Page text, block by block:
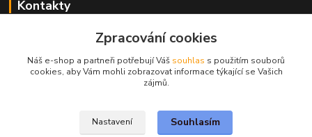
Kontakty
+420 731 444 327
obchod@volak.net
Zpracování cookies
Náš e-shop a partneři potřebují Váš souhlas s použitím souborů
cookies, aby Vám mohli zobrazovat informace týkající se Vašich
zájmů.
Nastavení Souhlasím